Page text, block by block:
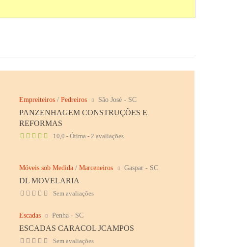
Empreiteiros /Pedreiros São José - SC
PANZENHAGEM CONSTRUÇÕES E
REFORMAS
10,0 - Ótima - 2 avaliações
Móveis sob Medida /Marceneiros Gaspar - SC
DL MOVELARIA
Sem avaliações
Escadas Penha - SC
ESCADAS CARACOL JCAMPOS
Sem avaliações